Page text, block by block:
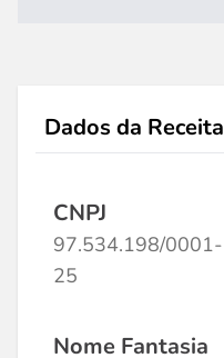
Dados da Receita
CNPJ
97.534.198/0001-
25
Nome Fantasia